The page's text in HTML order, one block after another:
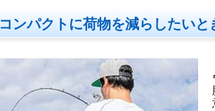
コンパクトに荷物を減らしたいと